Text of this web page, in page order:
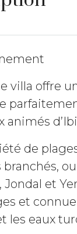
offre
animés
de
et
et
les eaux